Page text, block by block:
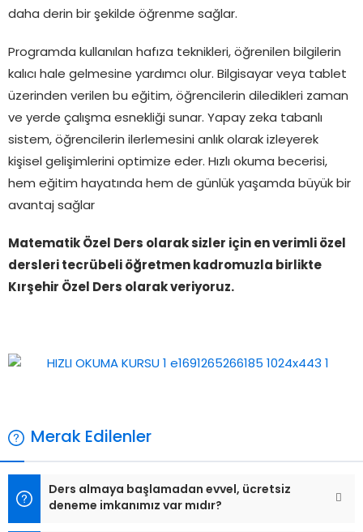
daha derin bir şekilde öğrenme sağlar.
Programda kullanılan hafıza teknikleri, öğrenilen bilgilerin
kalıcı hale gelmesine yardımcı olur. Bilgisayar veya tablet
üzerinden verilen bu eğitim, öğrencilerin diledikleri zaman
ve yerde çalışma esnekliği sunar. Yapay zeka tabanlı
sistem, öğrencilerin ilerlemesini anlık olarak izleyerek
kişisel gelişimlerini optimize eder. Hızlı okuma becerisi,
hem eğitim hayatında hem de günlük yaşamda büyük bir
avantaj sağlar
Matematik Özel Ders olarak sizler için en verimli özel
dersleri tecrübeli öğretmen kadromuzla birlikte
Kırşehir Özel Ders olarak veriyoruz.
Merak Edilenler
Ders almaya başlamadan evvel, ücretsiz
deneme imkanımız var mıdır?